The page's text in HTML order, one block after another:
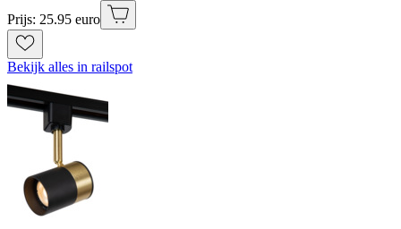
Prijs: 25.95 euro
Bekijk alles in railspot